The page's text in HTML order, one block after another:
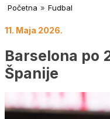
Početna » Fudbal
11. Maja 2026.
Barselona po
Španije